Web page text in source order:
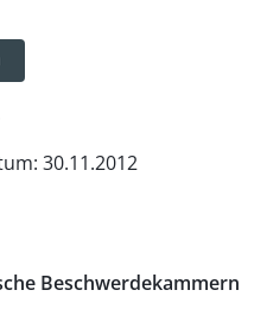
: 30.11.2012
Beschwerdekammern